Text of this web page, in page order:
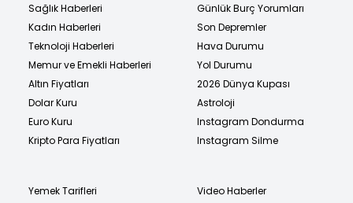
Sağlık Haberleri
Kadın Haberleri
Teknoloji Haberleri
Memur ve Emekli Haberleri
Altın Fiyatları
Dolar Kuru
Euro Kuru
Kripto Para Fiyatları
Günlük Burç Yorumları
Son Depremler
Hava Durumu
Yol Durumu
2026 Dünya Kupası
Astroloji
Instagram Dondurma
Instagram Silme
Yemek Tarifleri
Video Haberler